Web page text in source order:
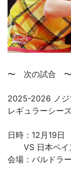
〜 次の試合 〜
2025-2026 ノジ
レギュラーシー
日時：12月19日
VS 日本ペイ
会場：バルドラ